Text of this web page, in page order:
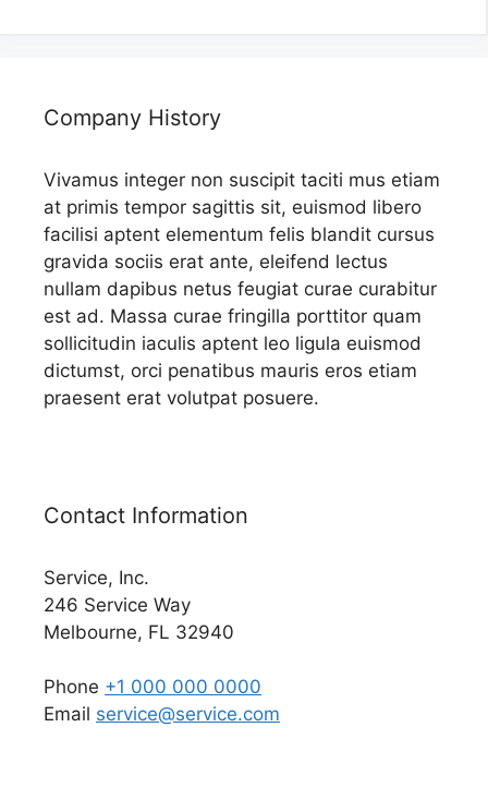
Company History
Vivamus integer non suscipit taciti mus etiam
at primis tempor sagittis sit, euismod libero
facilisi aptent elementum felis blandit cursus
gravida sociis erat ante, eleifend lectus
nullam dapibus netus feugiat curae curabitur
est ad. Massa curae fringilla porttitor quam
sollicitudin iaculis aptent leo ligula euismod
dictumst, orci penatibus mauris eros etiam
praesent erat volutpat posuere.
Contact Information
Service, Inc.
246 Service Way
Melbourne, FL 32940
Phone +1 000 000 0000
Email service@service.com